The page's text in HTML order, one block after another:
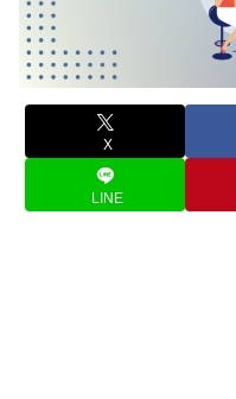
X
LINE